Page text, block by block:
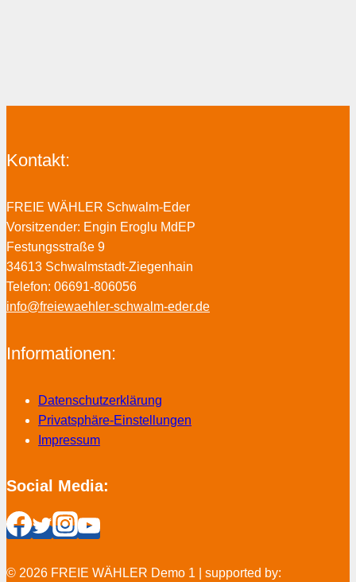
Kontakt:
FREIE WÄHLER Schwalm-Eder
Vorsitzender: Engin Eroglu MdEP
Festungsstraße 9
34613 Schwalmstadt-Ziegenhain
Telefon: 06691-806056
info@freiewaehler-schwalm-eder.de
Informationen:
Datenschutzerklärung
Privatsphäre-Einstellungen
Impressum
Social Media:
© 2026 FREIE WÄHLER Demo 1 | supported by: